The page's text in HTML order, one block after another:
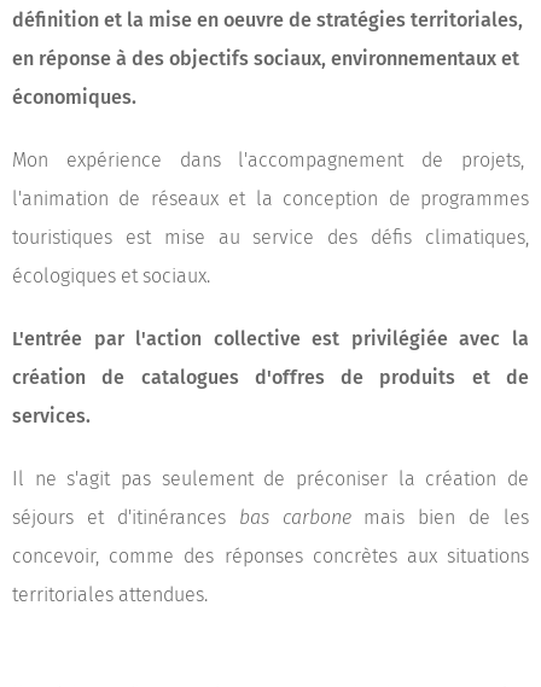
définition et la mise en oeuvre de stratégies territoriales,
en réponse à des objectifs sociaux, environnementaux et
économiques.
Mon expérience dans l'accompagnement de projets,
l'animation de réseaux et la conception de programmes
touristiques est mise au service des défis climatiques,
écologiques et sociaux.
L'entrée par l'action collective est privilégiée avec la
création de catalogues d'offres de produits et de
services.
Il ne s'agit pas seulement de préconiser la création de
séjours et d'itinérances bas carbonemais bien de les
concevoir, comme des réponses concrètes aux situations
territoriales attendues.